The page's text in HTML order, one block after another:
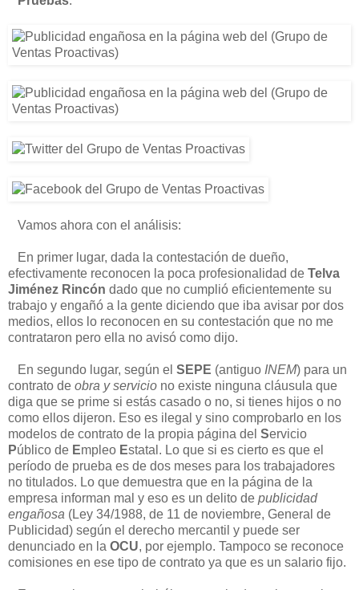
Vamos ahora con el análisis:
En primer lugar, dada la contestación de dueño,
efectivamente reconocen la poca profesionalidad de Telva
Jiménez Rincón dado que no cumplió eficientemente su
trabajo y engañó a la gente diciendo que iba avisar por dos
medios, ellos lo reconocen en su contestación que no me
contrataron pero ella no avisó como dijo.
En segundo lugar, según el SEPE (antiguo INEM) para un
contrato de obra y servicio no existe ninguna cláusula que
diga que se prime si estás casado o no, si tienes hijos o no
como ellos dijeron. Eso es ilegal y sino comprobarlo en los
modelos de contrato de la propia página del Servicio
Público de Empleo Estatal. Lo que si es cierto es que el
período de prueba es de dos meses para los trabajadores
no titulados. Lo que demuestra que en la página de la
empresa informan mal y eso es un delito de publicidad
engañosa (Ley 34/1988, de 11 de noviembre, General de
Publicidad) según el derecho mercantil y puede ser
denunciado en la OCU, por ejemplo. Tampoco se reconoce
comisiones en ese tipo de contrato ya que es un salario fijo.